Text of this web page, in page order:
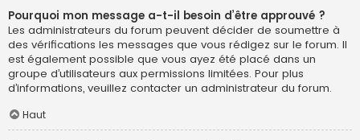
Pourquoi mon message a-t-il besoin d’être approuvé ?
Les administrateurs du forum peuvent décider de soumettre à
des vérifications les messages que vous rédigez sur le forum. Il
est également possible que vous ayez été placé dans un
groupe d’utilisateurs aux permissions limitées. Pour plus
d’informations, veuillez contacter un administrateur du forum.
Haut